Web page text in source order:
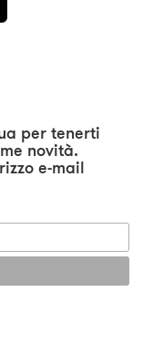
per tenerti
novità.
e-mail